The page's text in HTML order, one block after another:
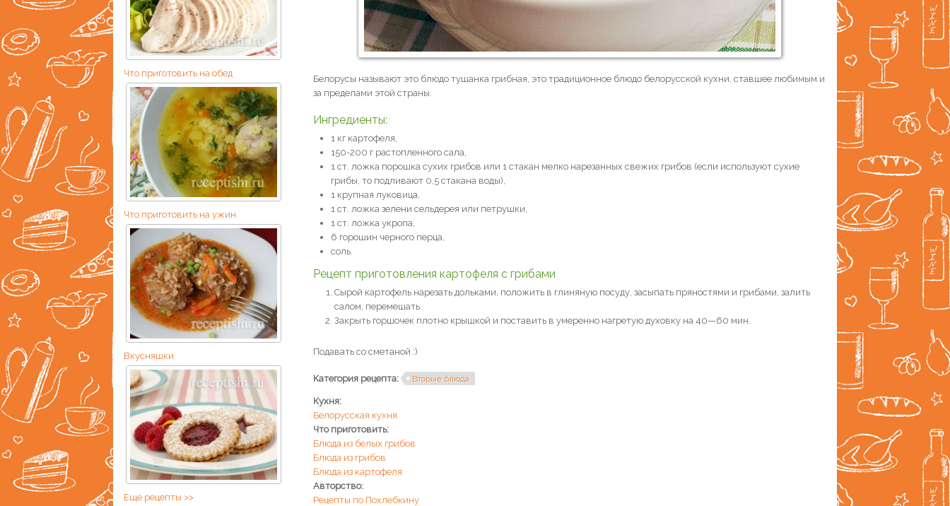
Белорусы называют это блюдо тушанка грибная, это традиционное блюдо белорусской кухни, ставшее любимым и
за пределами этой страны.
Ингредиенты:
1 кг картофеля,
150-200 г растопленного сала,
1 ст. ложка порошка сухих грибов или 1 стакан мелко нарезанных свежих грибов (если используют сухие
грибы, то подливают 0,5 стакана воды),
1 крупная луковица,
1 ст. ложка зелени сельдерея или петрушки,
1 ст. ложка укропа,
6 горошин черного перца,
соль.
Рецепт приготовления картофеля с грибами
Сырой картофель нарезать дольками, положить в глиняную посуду, засыпать пряностями и грибами, залить
салом, перемешать.
Закрыть горшочек плотно крышкой и поставить в умеренно нагретую духовку на 40—60 мин.
Подавать со сметаной :)
Категория рецепта: Вторые блюда
Кухня:
Белорусская кухня
Что приготовить:
Блюда из белых грибов
Блюда из грибов
Блюда из картофеля
Авторство:
Рецепты по Похлебкину
Что приготовить на обед
Что приготовить на ужин
Вкусняшки
Еще рецепты >>